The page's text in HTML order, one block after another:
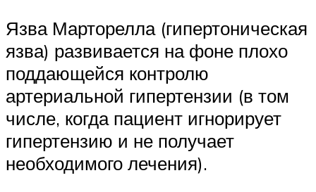
Язва Марторелла (гипертоническая
язва) развивается на фоне плохо
поддающейся контролю
артериальной гипертензии (в том
числе, когда пациент игнорирует
гипертензию и не получает
необходимого лечения).